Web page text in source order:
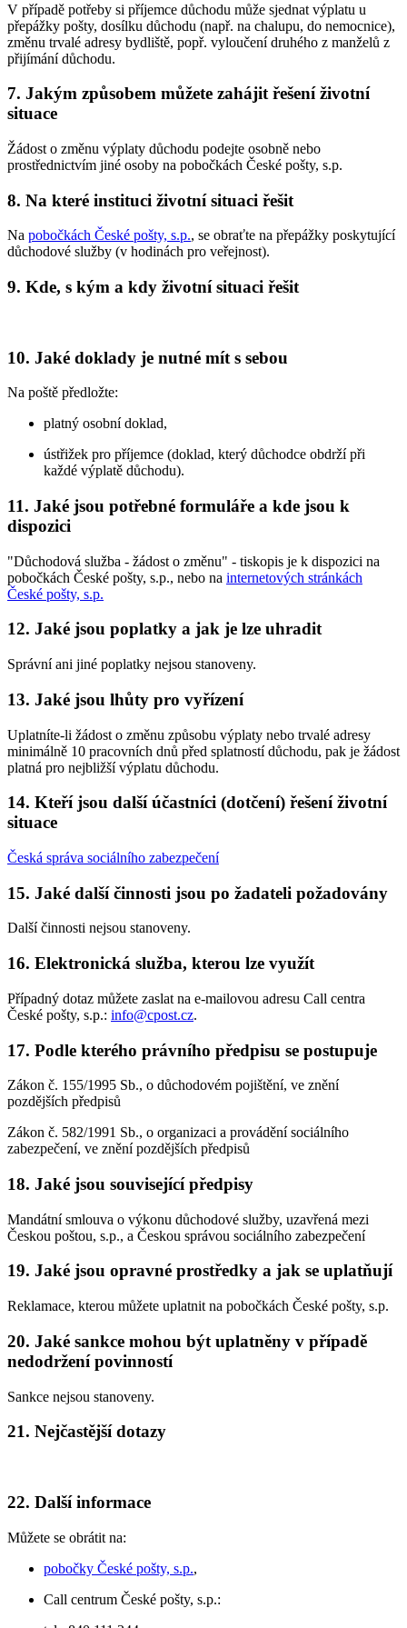
V případě potřeby si příjemce důchodu může sjednat výplatu u
přepážky pošty, dosílku důchodu (např. na chalupu, do nemocnice),
změnu trvalé adresy bydliště, popř. vyloučení druhého z manželů z
přijímání důchodu.
7. Jakým způsobem můžete zahájit řešení životní
situace
Žádost o změnu výplaty důchodu podejte osobně nebo
prostřednictvím jiné osoby na pobočkách České pošty, s.p.
8. Na které instituci životní situaci řešit
Na pobočkách České pošty, s.p., se obraťte na přepážky poskytující
důchodové služby (v hodinách pro veřejnost).
9. Kde, s kým a kdy životní situaci řešit
10. Jaké doklady je nutné mít s sebou
Na poště předložte:
platný osobní doklad,
ústřižek pro příjemce (doklad, který důchodce obdrží při
každé výplatě důchodu).
11. Jaké jsou potřebné formuláře a kde jsou k
dispozici
"Důchodová služba - žádost o změnu" - tiskopis je k dispozici na
pobočkách České pošty, s.p., nebo na internetových stránkách
České pošty, s.p.
12. Jaké jsou poplatky a jak je lze uhradit
Správní ani jiné poplatky nejsou stanoveny.
13. Jaké jsou lhůty pro vyřízení
Uplatníte-li žádost o změnu způsobu výplaty nebo trvalé adresy
minimálně 10 pracovních dnů před splatností důchodu, pak je žádost
platná pro nejbližší výplatu důchodu.
14. Kteří jsou další účastníci (dotčení) řešení životní
situace
Česká správa sociálního zabezpečení
15. Jaké další činnosti jsou po žadateli požadovány
Další činnosti nejsou stanoveny.
16. Elektronická služba, kterou lze využít
Případný dotaz můžete zaslat na e-mailovou adresu Call centra
České pošty, s.p.: info@cpost.cz.
17. Podle kterého právního předpisu se postupuje
Zákon č. 155/1995 Sb., o důchodovém pojištění, ve znění
pozdějších předpisů
Zákon č. 582/1991 Sb., o organizaci a provádění sociálního
zabezpečení, ve znění pozdějších předpisů
18. Jaké jsou související předpisy
Mandátní smlouva o výkonu důchodové služby, uzavřená mezi
Českou poštou, s.p., a Českou správou sociálního zabezpečení
19. Jaké jsou opravné prostředky a jak se uplatňují
Reklamace, kterou můžete uplatnit na pobočkách České pošty, s.p.
20. Jaké sankce mohou být uplatněny v případě
nedodržení povinností
Sankce nejsou stanoveny.
21. Nejčastější dotazy
22. Další informace
Můžete se obrátit na:
pobočky České pošty, s.p.,
Call centrum České pošty, s.p.: